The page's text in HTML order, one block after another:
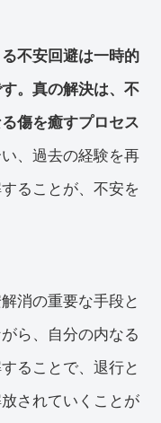
不安回避は一時的
。真の解決は、不
傷を癒すプロセス
、過去の経験を再
ることが、不安を
消の重要な手段と
ら、自分の内なる
ることで、退行と
されていくことが